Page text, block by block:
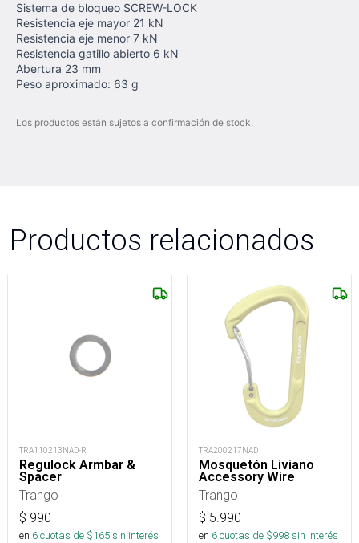
Sistema de bloqueo SCREW-LOCK
Resistencia eje mayor 21 kN
Resistencia eje menor 7 kN
Resistencia gatillo abierto 6 kN
Abertura 23 mm
Peso aproximado: 63 g
Los productos están sujetos a confirmación de stock.
Productos relacionados
TRA110213NAD-R
Regulock Armbar &
Spacer
Trango
$ 990
en 6cuotas de $165sin interés
TRA200217NAD
Mosquetón Liviano
Accessory Wire
Trango
$ 5.990
en 6cuotas de $998sin interés